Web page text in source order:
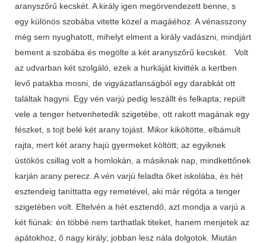
aranyszőrű kecskét. A király igen megörvendezett benne, s
egy különös szobába vitette közel a magáéhoz. A vénasszony
még sem nyughatott, mihelyt elment a király vadászni, mindjárt
bement a szobába és megölte a két aranyszőrű kecskét. Volt
az udvarban két szolgáló, ezek a hurkáját kivitték a kertben
levő patakba mosni, de vigyázatlanságból egy darabkát ott
találtak hagyni. Egy vén varjú pedig leszállt és felkapta; repült
vele a tenger hetvenhetedik szigetébe, ott rakott magának egy
fészket, s tojt belé két arany tojást. Mikor kiköltötte, elbámult
rajta, mert két arany hajú gyermeket költött; az egyiknek
üstökös csillag volt a homlokán, a másiknak nap, mindkettőnek
karján arany perecz. A vén varjú feladta őket iskolába, és hét
esztendeig taníttatta egy remetével, aki már régóta a tenger
szigetében volt. Eltelvén a hét esztendő, azt mondja a varjú a
két fiúnak: én többé nem tarthatlak titeket, hanem menjetek az
apátokhoz, ő nagy király; jobban lesz nála dolgotok. Miután